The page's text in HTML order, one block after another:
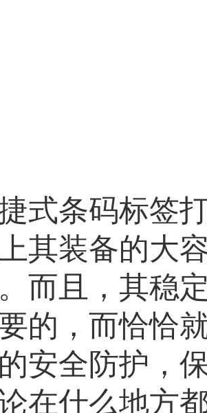
式条码标签
其装备的大
而且，其稳
的，而恰恰
安全防护，
在什么地方